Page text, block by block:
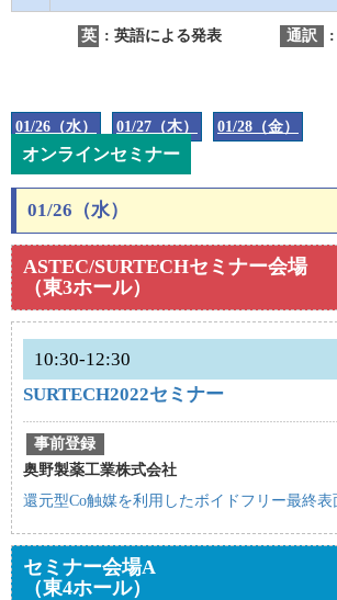
英 : 英語による発表 通訳 :
01/26（水） 01/27（木） 01/28（金）
オンラインセミナー
01/26（水）
ASTEC/SURTECHセミナー会場
（東3ホール）
10:30-12:30
SURTECH2022セミナー
事前登録
奥野製薬工業株式会社
還元型Co触媒を利用したボイドフリー最終表
セミナー会場A
（東4ホール）